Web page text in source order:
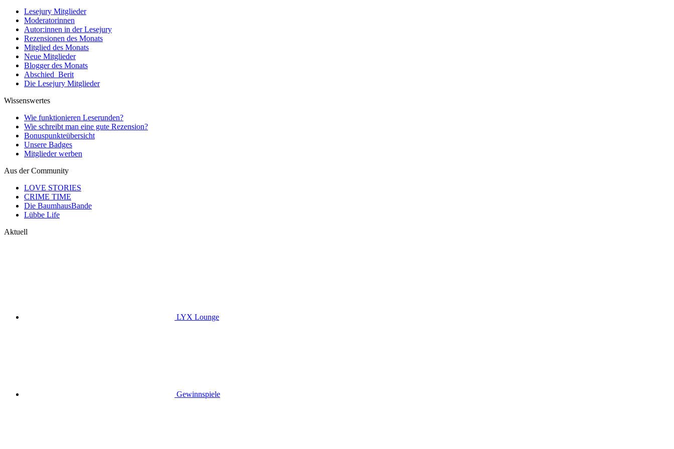
Lesejury Mitglieder
Moderatorinnen
Autor:innen in der Lesejury
Rezensionen des Monats
Mitglied des Monats
Neue Mitglieder
Blogger des Monats
Abschied_Berit
Die Lesejury Mitglieder
Wissenswertes
Wie funktionieren Leserunden?
Wie schreibt man eine gute Rezension?
Bonuspunkteübersicht
Unsere Badges
Mitglieder werben
Aus der Community
LOVE STORIES
CRIME TIME
Die BaumhausBande
Lübbe Life
Aktuell
LYX Lounge
Gewinnspiele